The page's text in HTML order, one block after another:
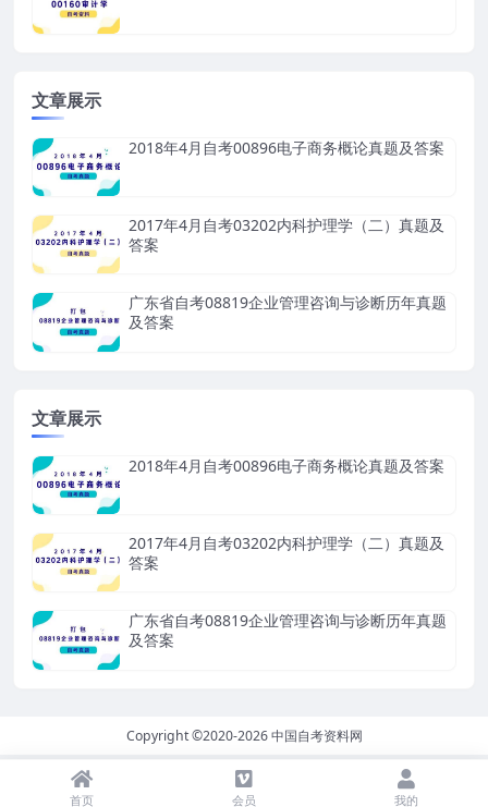
文章展示
2018年4月自考00896电子商务概论真题及答案
2017年4月自考03202内科护理学（二）真题及
答案
广东省自考08819企业管理咨询与诊断历年真题
及答案
文章展示
2018年4月自考00896电子商务概论真题及答案
2017年4月自考03202内科护理学（二）真题及
答案
广东省自考08819企业管理咨询与诊断历年真题
及答案
Copyright ©2020-2026中国自考资料网
首页 会员 我的